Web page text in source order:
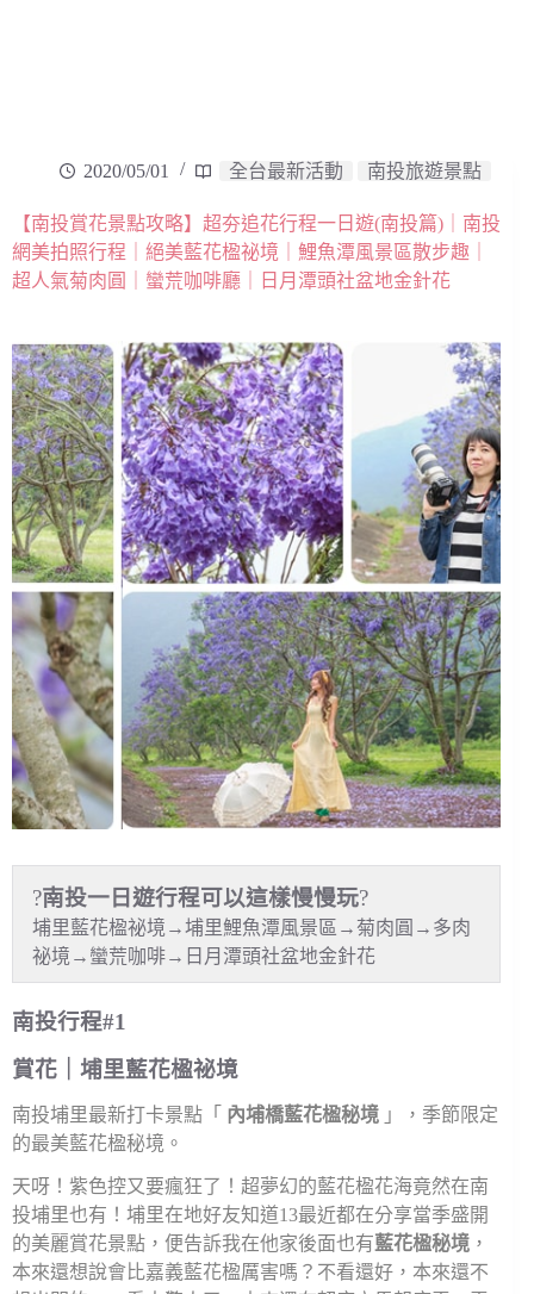
2020/05/01 全台最新活動 南投旅遊景點
【南投賞花景點攻略】超夯追花行程一日遊(南投篇)｜南投
網美拍照行程｜絕美藍花楹祕境｜鯉魚潭風景區散步趣｜
超人氣菊肉圓｜蠻荒咖啡廳｜日月潭頭社盆地金針花
?南投一日遊行程可以這樣慢慢玩?
埔里藍花楹祕境→埔里鯉魚潭風景區→菊肉圓→多肉
祕境→蠻荒咖啡→日月潭頭社盆地金針花
南投行程#1
賞花｜埔里藍花楹祕境
南投埔里最新打卡景點「 內埔橋藍花楹秘境 」，季節限定
的最美藍花楹秘境。
天呀！紫色控又要瘋狂了！超夢幻的藍花楹花海竟然在南
投埔里也有！埔里在地好友知道13最近都在分享當季盛開
的美麗賞花景點，便告訴我在他家後面也有藍花楹秘境 ，
本來還想說會比嘉義藍花楹厲害嗎？不看還好，本來還不